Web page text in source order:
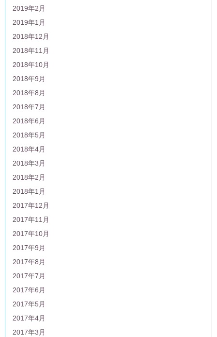
2019年2月
2019年1月
2018年12月
2018年11月
2018年10月
2018年9月
2018年8月
2018年7月
2018年6月
2018年5月
2018年4月
2018年3月
2018年2月
2018年1月
2017年12月
2017年11月
2017年10月
2017年9月
2017年8月
2017年7月
2017年6月
2017年5月
2017年4月
2017年3月